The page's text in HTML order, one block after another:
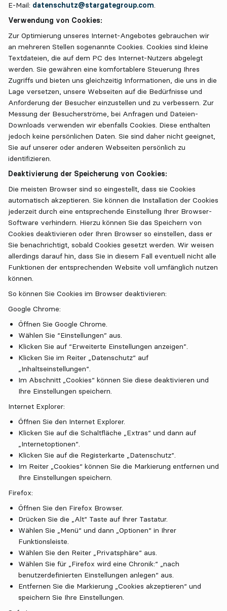
E-Mail: datenschutz@stargategroup.com.
Verwendung von Cookies:
Zur Optimierung unseres Internet-Angebotes gebrauchen wir
an mehreren Stellen sogenannte Cookies. Cookies sind kleine
Textdateien, die auf dem PC des Internet-Nutzers abgelegt
werden. Sie gewähren eine komfortablere Steuerung Ihres
Zugriffs und bieten uns gleichzeitig Informationen, die uns in die
Lage versetzen, unsere Webseiten auf die Bedürfnisse und
Anforderung der Besucher einzustellen und zu verbessern. Zur
Messung der Besucherströme, bei Anfragen und Dateien-
Downloads verwenden wir ebenfalls Cookies. Diese enthalten
jedoch keine persönlichen Daten. Sie sind daher nicht geeignet,
Sie auf unserer oder anderen Webseiten persönlich zu
identifizieren.
Deaktivierung der Speicherung von Cookies:
Die meisten Browser sind so eingestellt, dass sie Cookies
automatisch akzeptieren. Sie können die Installation der Cookies
jederzeit durch eine entsprechende Einstellung Ihrer Browser-
Software verhindern. Hierzu können Sie das Speichern von
Cookies deaktivieren oder Ihren Browser so einstellen, dass er
Sie benachrichtigt, sobald Cookies gesetzt werden. Wir weisen
allerdings darauf hin, dass Sie in diesem Fall eventuell nicht alle
Funktionen der entsprechenden Website voll umfänglich nutzen
können.
So können Sie Cookies im Browser deaktivieren:
Google Chrome:
Öffnen Sie Google Chrome.
Wählen Sie “Einstellungen” aus.
Klicken Sie auf “Erweiterte Einstellungen anzeigen”.
Klicken Sie im Reiter „Datenschutz“ auf
„Inhaltseinstellungen“.
Im Abschnitt „Cookies“ können Sie diese deaktivieren und
Ihre Einstellungen speichern.
Internet Explorer:
Öffnen Sie den Internet Explorer.
Klicken Sie auf die Schaltfläche „Extras“ und dann auf
„Internetoptionen“.
Klicken Sie auf die Registerkarte „Datenschutz“.
Im Reiter „Cookies“ können Sie die Markierung entfernen und
Ihre Einstellungen speichern.
Firefox:
Öffnen Sie den Firefox Browser.
Drücken Sie die „Alt“ Taste auf Ihrer Tastatur.
Wählen Sie „Menü“ und dann „Optionen“ in Ihrer
Funktionsleiste.
Wählen Sie den Reiter „Privatsphäre“ aus.
Wählen Sie für „Firefox wird eine Chronik:“ „nach
benutzerdefinierten Einstellungen anlegen“ aus.
Entfernen Sie die Markierung „Cookies akzeptieren“ und
speichern Sie Ihre Einstellungen.